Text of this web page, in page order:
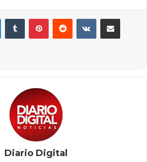
LinkedInTumblr PinterestReddit VKontakteCompartir por correo
Diario Digital